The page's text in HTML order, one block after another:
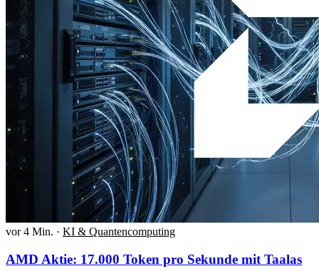
vor 4 Min. · KI & Quantencomputing
AMD Aktie: 17.000 Token pro Sekunde mit Taalas